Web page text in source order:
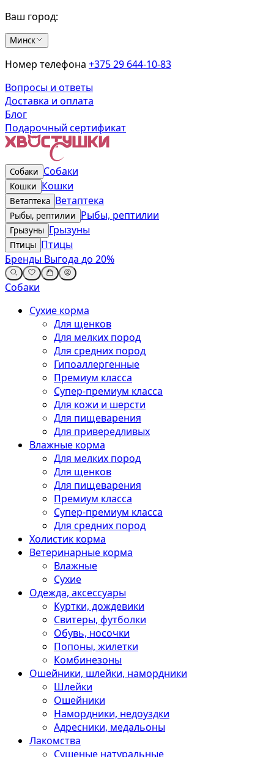
Ваш город:
Минск
Номер телефона +375 29 644-10-83
Вопросы и ответы
Доставка и оплата
Блог
Подарочный сертификат
Собаки Собаки
Кошки Кошки
Ветаптека Ветаптека
Рыбы, рептилии Рыбы, рептилии
Грызуны Грызуны
Птицы Птицы
Бренды Выгода до 20%
Собаки
Сухие корма
Для щенков
Для мелких пород
Для средних пород
Гипоаллергенные
Премиум класса
Супер-премиум класса
Для кожи и шерсти
Для пищеварения
Для привередливых
Влажные корма
Для мелких пород
Для щенков
Для пищеварения
Премиум класса
Супер-премиум класса
Для средних пород
Холистик корма
Ветеринарные корма
Влажные
Сухие
Одежда, аксессуары
Куртки, дождевики
Свитеры, футболки
Обувь, носочки
Попоны, жилетки
Комбинезоны
Ошейники, шлейки, намордники
Шлейки
Ошейники
Намордники, недоуздки
Адресники, медальоны
Лакомства
Сушеные натуральные